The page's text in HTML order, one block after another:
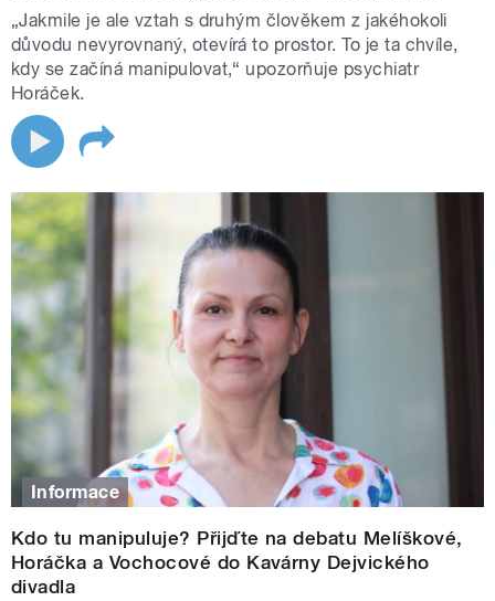
„Jakmile je ale vztah s druhým člověkem z jakéhokoli
důvodu nevyrovnaný, otevírá to prostor. To je ta chvíle,
kdy se začíná manipulovat,“ upozorňuje psychiatr
Horáček.
Informace
Kdo tu manipuluje? Přijďte na debatu Melíškové,
Horáčka a Vochocové do Kavárny Dejvického
divadla